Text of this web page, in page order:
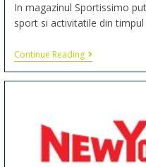
In magazinul Sportissimo
sport si activitatile din timpul
Continue Reading